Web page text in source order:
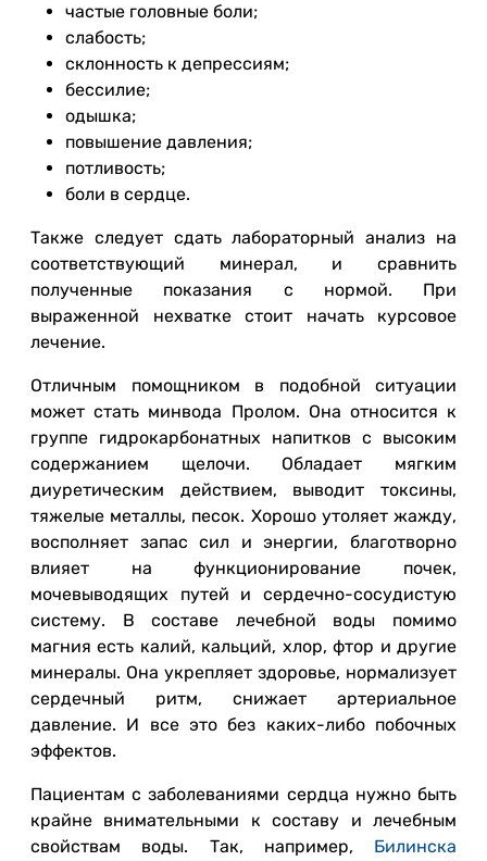
частые головные боли;
слабость;
склонность к депрессиям;
бессилие;
одышка;
повышение давления;
потливость;
боли в сердце.
Также следует сдать лабораторный анализ на
соответствующий минерал, и сравнить
полученные показания с нормой. При
выраженной нехватке стоит начать курсовое
лечение.
Отличным помощником в подобной ситуации
может стать минвода Пролом. Она относится к
группе гидрокарбонатных напитков с высоким
содержанием щелочи. Обладает мягким
диуретическим действием, выводит токсины,
тяжелые металлы, песок. Хорошо утоляет жажду,
восполняет запас сил и энергии, благотворно
влияет на функционирование почек,
мочевыводящих путей и сердечно-сосудистую
систему. В составе лечебной воды помимо
магния есть калий, кальций, хлор, фтор и другие
минералы. Она укрепляет здоровье, нормализует
сердечный ритм, снижает артериальное
давление. И все это без каких-либо побочных
эффектов.
Пациентам с заболеваниями сердца нужно быть
крайне внимательными к составу и лечебным
свойствам воды. Так, например, Билинска